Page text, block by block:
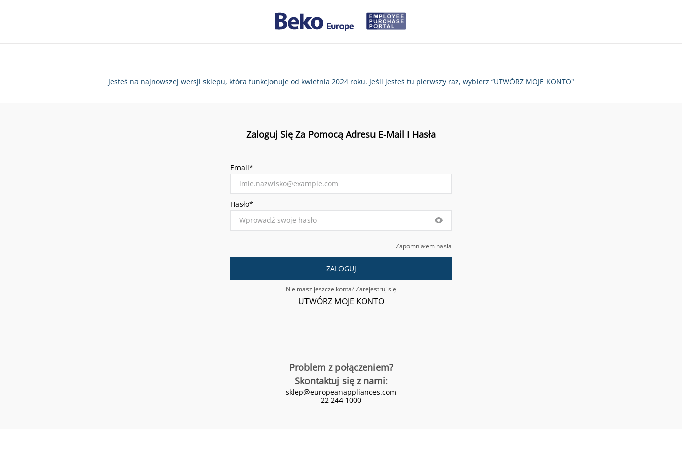
Jesteś na najnowszej wersji sklepu, która funkcjonuje od kwietnia 2024 roku. Jeśli jesteś tu pierwszy raz, wybierz “UTWÓRZ MOJE KONTO"
Zaloguj Się Za Pomocą Adresu E-Mail I Hasła
Email*
Hasło*
Zapomniałem hasła
ZALOGUJ
Nie masz jeszcze konta? Zarejestruj się
UTWÓRZ MOJE KONTO
Problem z połączeniem?
Skontaktuj się z nami:
sklep@europeanappliances.com
22 244 1000